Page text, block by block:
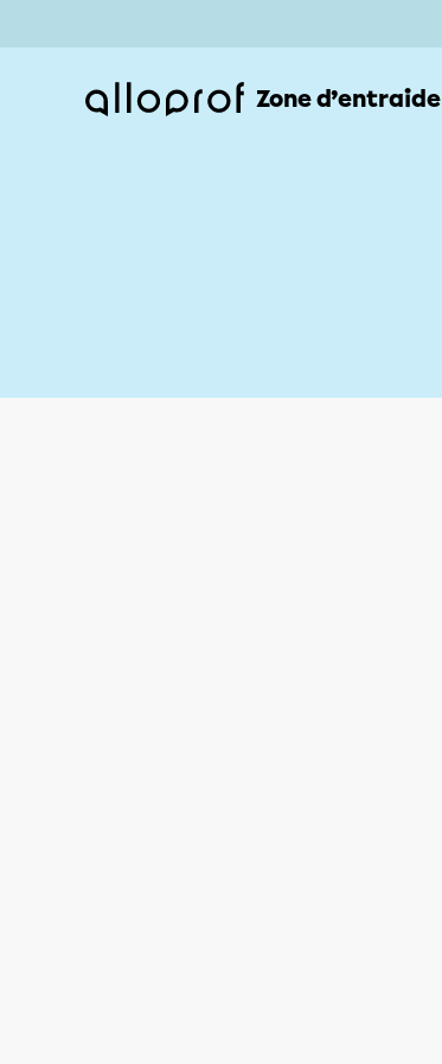
Zone d’entraide